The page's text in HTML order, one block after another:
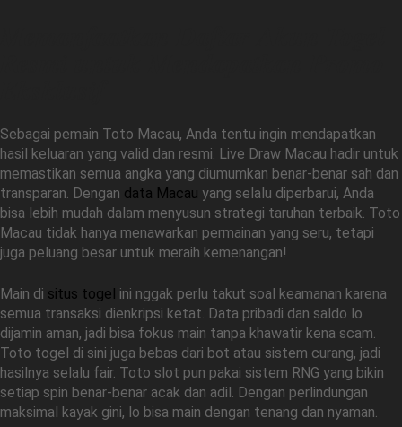
Sebagai pemain Toto Macau, Anda tentu ingin mendapatkan
hasil keluaran yang valid dan resmi. Live Draw Macau hadir untuk
memastikan semua angka yang diumumkan benar-benar sah dan
transparan. Dengan data Macau yang selalu diperbarui, Anda
bisa lebih mudah dalam menyusun strategi taruhan terbaik. Toto
Macau tidak hanya menawarkan permainan yang seru, tetapi
juga peluang besar untuk meraih kemenangan!
Main di situs togel ini nggak perlu takut soal keamanan karena
semua transaksi dienkripsi ketat. Data pribadi dan saldo lo
dijamin aman, jadi bisa fokus main tanpa khawatir kena scam.
Toto togel di sini juga bebas dari bot atau sistem curang, jadi
hasilnya selalu fair. Toto slot pun pakai sistem RNG yang bikin
setiap spin benar-benar acak dan adil. Dengan perlindungan
maksimal kayak gini, lo bisa main dengan tenang dan nyaman.